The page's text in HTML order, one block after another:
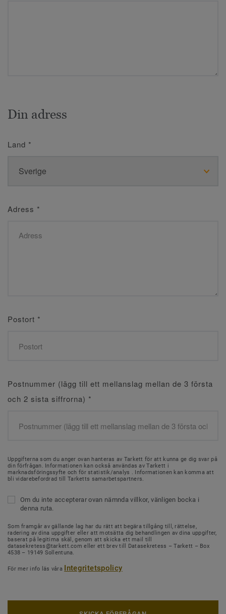
Din adress
Land *
Adress *
Postort *
Postnummer (lägg till ett mellanslag mellan de 3 första
och 2 sista siffrorna) *
Uppgifterna som du anger ovan hanteras av Tarkett för att kunna ge dig svar på
din förfrågan. Informationen kan också användas av Tarkett i
marknadsföringssyfte och för statistik/analys . Informationen kan komma att
bli vidarebefordrad till Tarketts samarbetspartners.
Om du inte accepterar ovan nämnda villkor, vänligen bocka i
denna ruta.
Som framgår av gällande lag har du rätt att begära tillgång till, rättelse,
radering av dina uppgifter eller att motsätta dig behandlingen av dina uppgifter,
baserat på legitima skäl, genom att skicka ett mail till
datasekretess@tarkett.com eller ett brev till Datasekretess – Tarkett – Box
4538 – 19149 Sollentuna.
För mer info läs våra Integritetspolicy